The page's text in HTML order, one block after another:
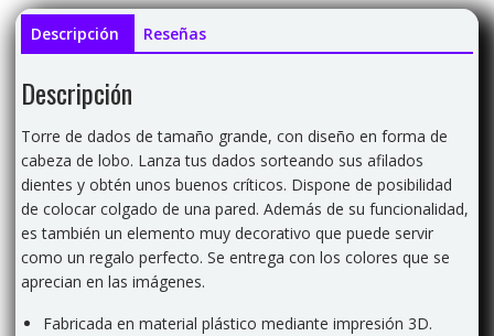
Descripción Reseñas
Descripción
Torre de dados de tamaño grande, con diseño en forma de
cabeza de lobo. Lanza tus dados sorteando sus afilados
dientes y obtén unos buenos críticos. Dispone de posibilidad
de colocar colgado de una pared. Además de su funcionalidad,
es también un elemento muy decorativo que puede servir
como un regalo perfecto. Se entrega con los colores que se
aprecian en las imágenes.
Fabricada en material plástico mediante impresión 3D.